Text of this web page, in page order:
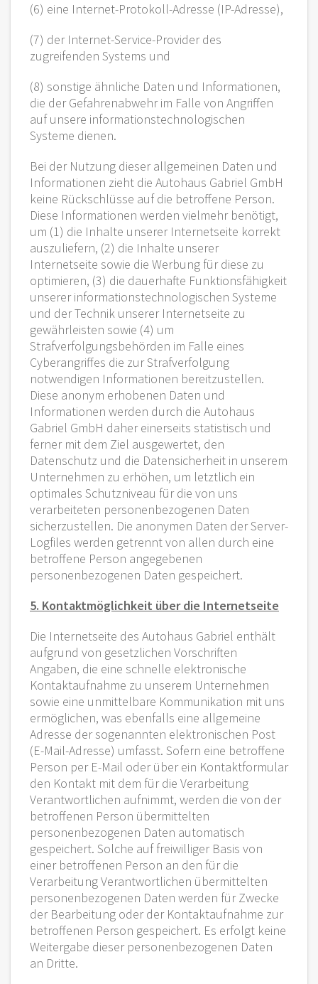
(6) eine Internet-Protokoll-Adresse (IP-Adresse),
(7) der Internet-Service-Provider des
zugreifenden Systems und
(8) sonstige ähnliche Daten und Informationen,
die der Gefahrenabwehr im Falle von Angriffen
auf unsere informationstechnologischen
Systeme dienen.
Bei der Nutzung dieser allgemeinen Daten und
Informationen zieht die Autohaus Gabriel GmbH
keine Rückschlüsse auf die betroffene Person.
Diese Informationen werden vielmehr benötigt,
um (1) die Inhalte unserer Internetseite korrekt
auszuliefern, (2) die Inhalte unserer
Internetseite sowie die Werbung für diese zu
optimieren, (3) die dauerhafte Funktionsfähigkeit
unserer informationstechnologischen Systeme
und der Technik unserer Internetseite zu
gewährleisten sowie (4) um
Strafverfolgungsbehörden im Falle eines
Cyberangriffes die zur Strafverfolgung
notwendigen Informationen bereitzustellen.
Diese anonym erhobenen Daten und
Informationen werden durch die Autohaus
Gabriel GmbH daher einerseits statistisch und
ferner mit dem Ziel ausgewertet, den
Datenschutz und die Datensicherheit in unserem
Unternehmen zu erhöhen, um letztlich ein
optimales Schutzniveau für die von uns
verarbeiteten personenbezogenen Daten
sicherzustellen. Die anonymen Daten der Server-
Logfiles werden getrennt von allen durch eine
betroffene Person angegebenen
personenbezogenen Daten gespeichert.
5. Kontaktmöglichkeit über die Internetseite
Die Internetseite des Autohaus Gabriel enthält
aufgrund von gesetzlichen Vorschriften
Angaben, die eine schnelle elektronische
Kontaktaufnahme zu unserem Unternehmen
sowie eine unmittelbare Kommunikation mit uns
ermöglichen, was ebenfalls eine allgemeine
Adresse der sogenannten elektronischen Post
(E-Mail-Adresse) umfasst. Sofern eine betroffene
Person per E-Mail oder über ein Kontaktformular
den Kontakt mit dem für die Verarbeitung
Verantwortlichen aufnimmt, werden die von der
betroffenen Person übermittelten
personenbezogenen Daten automatisch
gespeichert. Solche auf freiwilliger Basis von
einer betroffenen Person an den für die
Verarbeitung Verantwortlichen übermittelten
personenbezogenen Daten werden für Zwecke
der Bearbeitung oder der Kontaktaufnahme zur
betroffenen Person gespeichert. Es erfolgt keine
Weitergabe dieser personenbezogenen Daten
an Dritte.